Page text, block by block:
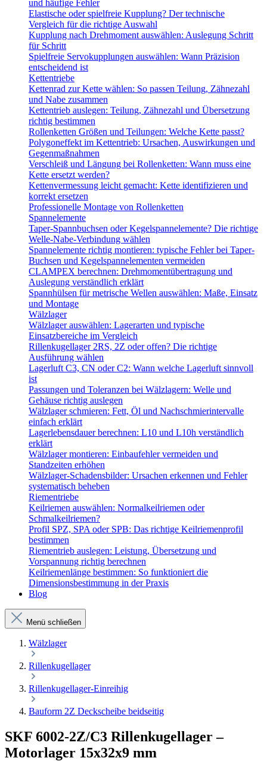
und häufige Fehler
Elastische oder spielfreie Kupplung? Der technische
Vergleich für die richtige Auswahl
Kupplung nach Drehmoment auswählen: Auslegung Schritt
für Schritt
Spielfreie Servokupplungen auswählen: Wann Präzision
entscheidend ist
Kettentriebe
Kettenrad zur Kette wählen: So passen Teilung, Zähnezahl
und Nabe zusammen
Kettentrieb auslegen: Teilung, Zähnezahl und Übersetzung
richtig bestimmen
Rollenketten Größen und Teilungen: Welche Kette passt?
Polygoneffekt im Kettentrieb: Ursachen, Auswirkungen und
Gegenmaßnahmen
Verschleiß und Längung bei Rollenketten: Wann muss eine
Kette ersetzt werden?
Kettenvermessung leicht gemacht: Kette identifizieren und
korrekt ersetzen
Professionelle Montage von Rollenketten
Spannelemente
Taper-Spannbuchsen oder Kegelspannelemente? Die richtige
Welle-Nabe-Verbindung wählen
Spannelemente richtig montieren: typische Fehler bei Taper-
Buchsen und Kegelspannelementen vermeiden
CLAMPEX berechnen: Drehmomentübertragung und
Auslegung verständlich erklärt
Spannhülsen für metrische Wellen auswählen: Maße, Einsatz
und Montage
Wälzlager
Wälzlager auswählen: Lagerarten und typische
Einsatzbereiche im Vergleich
Rillenkugellager 2RS, 2Z oder offen? Die richtige
Ausführung wählen
Lagerluft C3, CN oder C2: Wann welche Lagerluft sinnvoll
ist
Passungen und Toleranzen bei Wälzlagern: Welle und
Gehäuse richtig auslegen
Wälzlager schmieren: Fett, Öl und Nachschmierintervalle
einfach erklärt
Lagerlebensdauer berechnen: L10 und L10h verständlich
erklärt
Wälzlager montieren: Einbaufehler vermeiden und
Standzeiten erhöhen
Wälzlager-Schadensbilder: Ursachen erkennen und Fehler
systematisch beheben
Riementriebe
Keilriemen auswählen: Normalkeilriemen oder
Schmalkeilriemen?
Profil SPZ, SPA oder SPB: Das richtige Keilriemenprofil
bestimmen
Riementrieb auslegen: Leistung, Übersetzung und
Vorspannung richtig berechnen
Keilriemenlänge bestimmen: So funktioniert die
Dimensionsbestimmung in der Praxis
Blog
Menü schließen
Wälzlager
Rillenkugellager
Rillenkugellager-Einreihig
Bauform 2Z Deckscheibe beidseitig
SKF 6002-2Z/C3 Rillenkugellager –
Motorlager 15x32x9 mm